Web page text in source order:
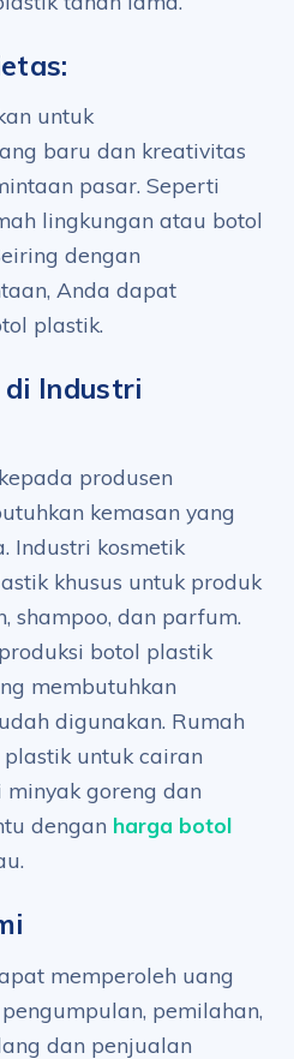
untuk
baru dan kreativitas
pasar. Seperti
lingkungan atau botol
dengan
Anda dapat
plastik.
Industri
produsen
kemasan yang
Industri kosmetik
khusus untuk produk
shampoo, dan parfum.
botol plastik
membutuhkan
digunakan. Rumah
untuk cairan
goreng dan
dengan harga botol
memperoleh uang
pemilahan,
dan penjualan